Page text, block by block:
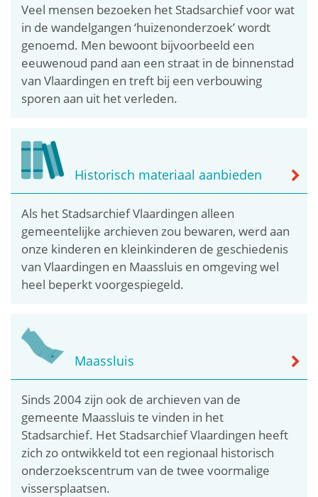
Veel mensen bezoeken het Stadsarchief voor wat
in de wandelgangen ‘huizenonderzoek’ wordt
genoemd. Men bewoont bijvoorbeeld een
eeuwenoud pand aan een straat in de binnenstad
van Vlaardingen en treft bij een verbouwing
sporen aan uit het verleden.
Historisch materiaal aanbieden
Als het Stadsarchief Vlaardingen alleen
gemeentelijke archieven zou bewaren, werd aan
onze kinderen en kleinkinderen de geschiedenis
van Vlaardingen en Maassluis en omgeving wel
heel beperkt voorgespiegeld.
Maassluis
Sinds 2004 zijn ook de archieven van de
gemeente Maassluis te vinden in het
Stadsarchief. Het Stadsarchief Vlaardingen heeft
zich zo ontwikkeld tot een regionaal historisch
onderzoekscentrum van de twee voormalige
vissersplaatsen.